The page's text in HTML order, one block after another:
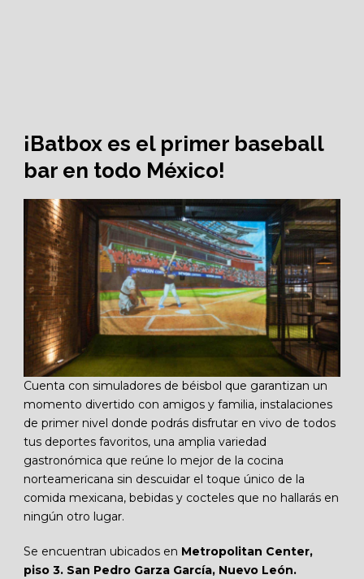
¡Batbox es el primer baseball
bar en todo México!
Cuenta con simuladores de béisbol que garantizan un
momento divertido con amigos y familia, instalaciones
de primer nivel donde podrás disfrutar en vivo de todos
tus deportes favoritos, una amplia variedad
gastronómica que reúne lo mejor de la cocina
norteamericana sin descuidar el toque único de la
comida mexicana, bebidas y cocteles que no hallarás en
ningún otro lugar.
Se encuentran ubicados en Metropolitan Center,
piso 3. San Pedro Garza García, Nuevo León.